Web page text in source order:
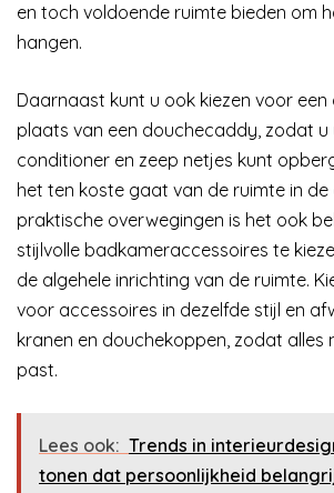
en toch voldoende ruimte bieden om
hangen.
Daarnaast kunt u ook kiezen voor een
plaats van een douchecaddy, zodat u
conditioner en zeep netjes kunt
het ten koste gaat van de ruimte in de
praktische overwegingen is het ook
stijlvolle badkameraccessoires te
de algehele inrichting van de ruimte.
voor accessoires in dezelfde stijl en
kranen en douchekoppen, zodat alles
past.
Lees ook: Trends in
tonen dat persoonlijkheid